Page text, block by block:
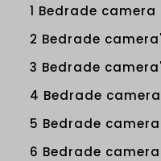
1 Bedrade camera
2 Bedrade
3 Bedrade
4 Bedrade
5 Bedrade
6 Bedrade